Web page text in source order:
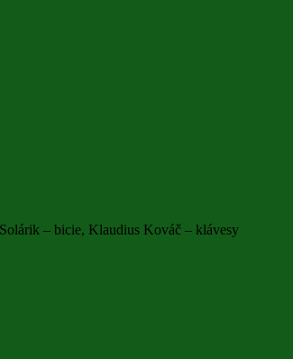
– bicie, Klaudius Kováč – klávesy